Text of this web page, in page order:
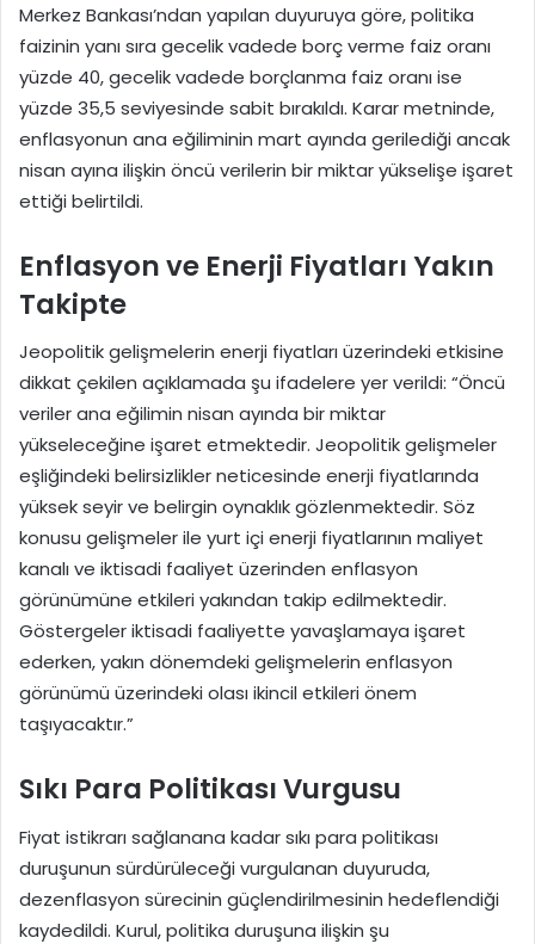
Merkez Bankası’ndan yapılan duyuruya göre, politika
faizinin yanı sıra gecelik vadede borç verme faiz oranı
yüzde 40, gecelik vadede borçlanma faiz oranı ise
yüzde 35,5 seviyesinde sabit bırakıldı. Karar metninde,
enflasyonun ana eğiliminin mart ayında gerilediği ancak
nisan ayına ilişkin öncü verilerin bir miktar yükselişe işaret
ettiği belirtildi.
Enflasyon ve Enerji Fiyatları Yakın
Takipte
Jeopolitik gelişmelerin enerji fiyatları üzerindeki etkisine
dikkat çekilen açıklamada şu ifadelere yer verildi: “Öncü
veriler ana eğilimin nisan ayında bir miktar
yükseleceğine işaret etmektedir. Jeopolitik gelişmeler
eşliğindeki belirsizlikler neticesinde enerji fiyatlarında
yüksek seyir ve belirgin oynaklık gözlenmektedir. Söz
konusu gelişmeler ile yurt içi enerji fiyatlarının maliyet
kanalı ve iktisadi faaliyet üzerinden enflasyon
görünümüne etkileri yakından takip edilmektedir.
Göstergeler iktisadi faaliyette yavaşlamaya işaret
ederken, yakın dönemdeki gelişmelerin enflasyon
görünümü üzerindeki olası ikincil etkileri önem
taşıyacaktır.”
Sıkı Para Politikası Vurgusu
Fiyat istikrarı sağlanana kadar sıkı para politikası
duruşunun sürdürüleceği vurgulanan duyuruda,
dezenflasyon sürecinin güçlendirilmesinin hedeflendiği
kaydedildi. Kurul, politika duruşuna ilişkin şu